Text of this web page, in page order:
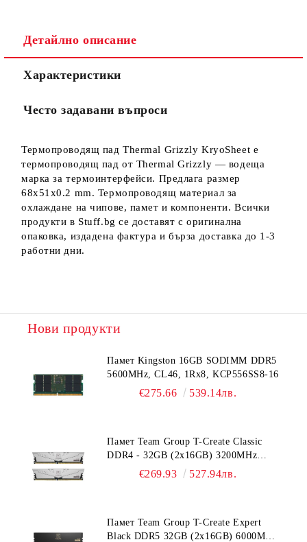
Детайлно описание
Характеристики
Често задавани въпроси
Термопроводящ пад Thermal Grizzly KryoSheet е
термопроводящ пад от Thermal Grizzly — водеща
марка за термоинтерфейси. Предлага размер
68x51x0.2 mm. Термопроводящ материал за
охлаждане на чипове, памет и компоненти. Всички
продукти в Stuff.bg се доставят с оригинална
опаковка, издадена фактура и бърза доставка до 1-3
работни дни.
Нови продукти
Памет Kingston 16GB SODIMM DDR5
5600MHz, CL46, 1Rx8, KCP556SS8-16
€275.66 539.14лв.
Памет Team Group T-Create Classic
DDR4 - 32GB (2x16GB) 3200MHz
€269.93 527.94лв.
Памет Team Group T-Create Expert
Black DDR5 32GB (2x16GB) 6000MHz